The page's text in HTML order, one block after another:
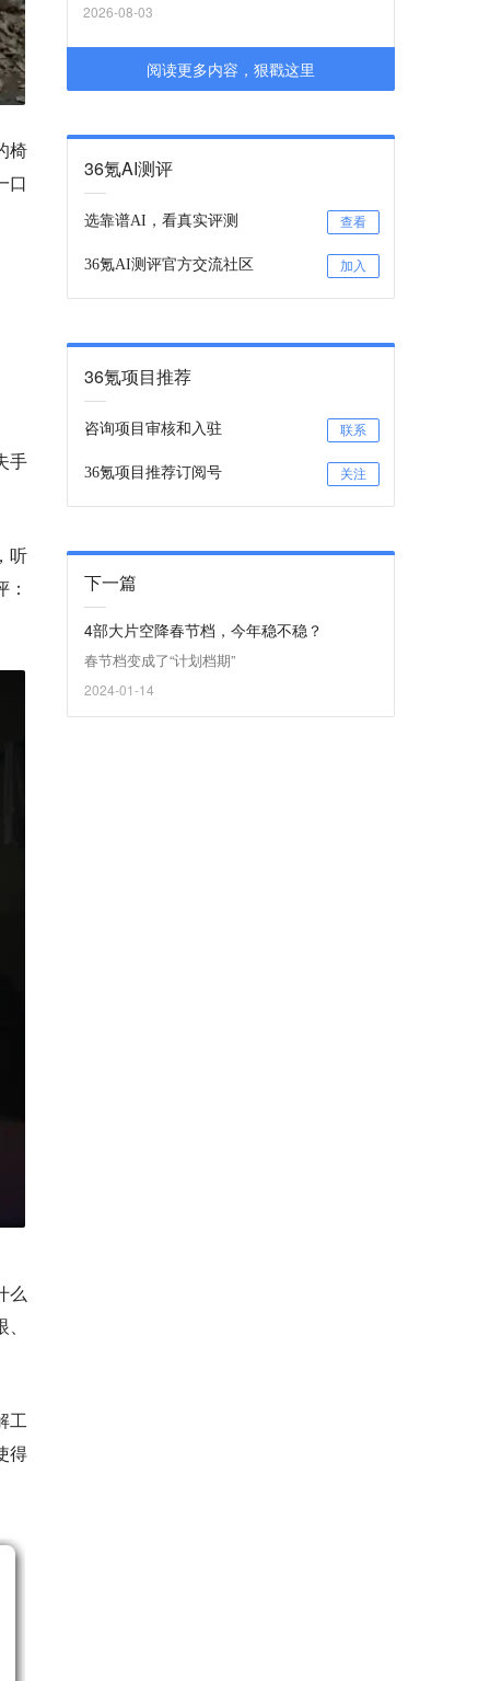
椅
口
手
听
么
工
得
2026-08-03
阅读更多内容，狠戳这里
36氪AI测评
选靠谱AI，看真实评测 查看
36氪AI测评官方交流社区 加入
36氪项目推荐
咨询项目审核和入驻 联系
36氪项目推荐订阅号 关注
下一篇
4部大片空降春节档，今年稳不稳？
春节档变成了“计划档期”
2024-01-14